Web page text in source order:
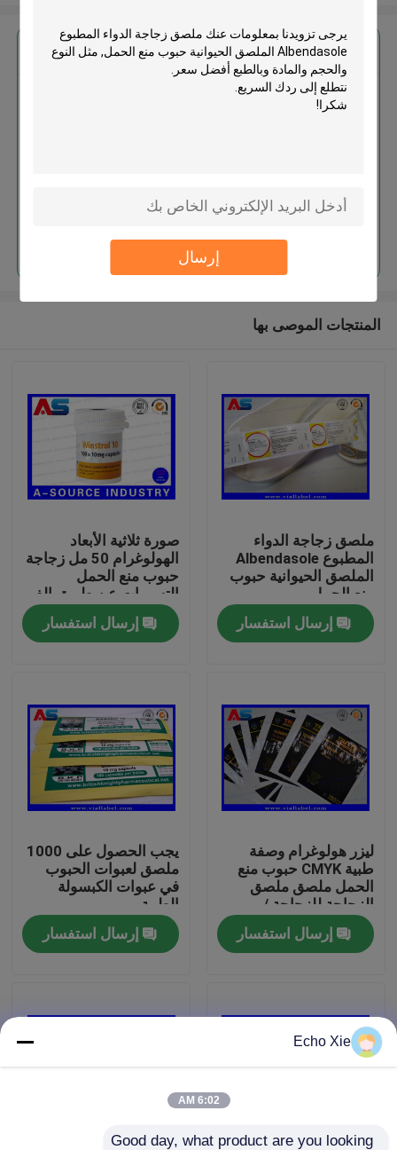
إرسال
بيت
معلومات عنا
جولة في المعمل
رقابة جودة
اتصل بنا
تسميات 10ML فيال
تسميات زجاجة صغيرة
احصل على افضل سعر ل
استمر
المنتجات الموصى بها
ملصق زجاجة الدواء
المطبوع Albendasole
الملصق الحيوانية حبوب
منع الحمل
إرسال استفسار
صورة ثلاثية الأبعاد
الهولوغرام 50 مل زجاجة
حبوب منع الحمل
التسميات عن طريق الفم
المنشطات فيال ملصق
تسمية / شخصية زجاجة
تسميات
إرسال استفسار
ليزر هولوغرام وصفة
طبية CMYK حبوب منع
الحمل ملصق ملصق
الزجاجة للزجاجة /
الحقيبة
إرسال استفسار
يجب الحصول على 1000
ملصق لعبوات الحبوب
في عبوات الكبسولة
الطبية
إرسال استفسار
Echo Xie
6:02 AM
Good day, what product are you looking